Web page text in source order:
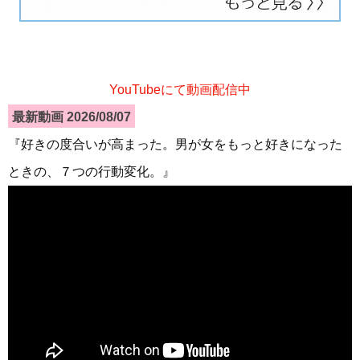
YouTubeにて動画配信中
最新動画 2026/08/07
『好きの度合いが高まった。男が女をもっと好きになった
ときの、７つの行動変化。』